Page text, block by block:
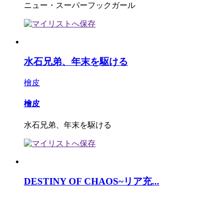
ニュー・スーパーフックガール
水石兄弟、年末を駆ける
檜皮
檜皮
水石兄弟、年末を駆ける
DESTINY OF CHAOS~リア充...